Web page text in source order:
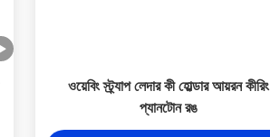
ওয়েবিং স্ট্র্যাপ লেদার কী হোল্ডার আয়রন কীরিং
প্যানটোন রঙ